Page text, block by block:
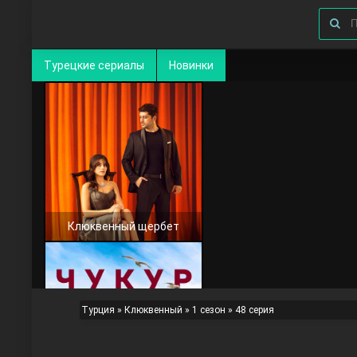
Турецкие сериалы Новинки
Клюквенный щербет
Турция » Клюквенный » 1 сезон » 48 серия